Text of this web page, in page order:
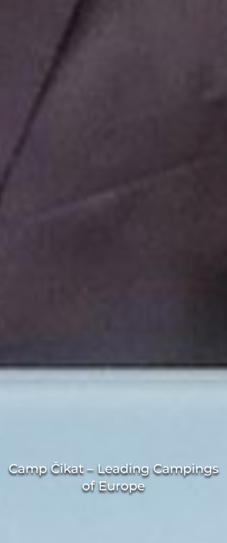
Camp Čikat – Leading Campings
of Europe